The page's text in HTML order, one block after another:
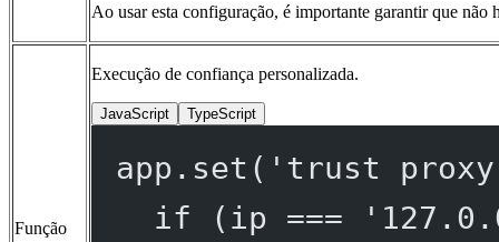
Ao usar esta configuração, é importante garantir que
Função
Execução de confiança personalizada.
JavaScript TypeScript
app. set ( 'trust
if (ip ===